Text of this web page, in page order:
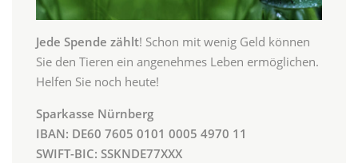
Jede Spende zählt! Schon mit wenig Geld können
Sie den Tieren ein angenehmes Leben ermöglichen.
Helfen Sie noch heute!
Sparkasse Nürnberg
IBAN: DE60 7605 0101 0005 4970 11
SWIFT-BIC: SSKNDE77XXX